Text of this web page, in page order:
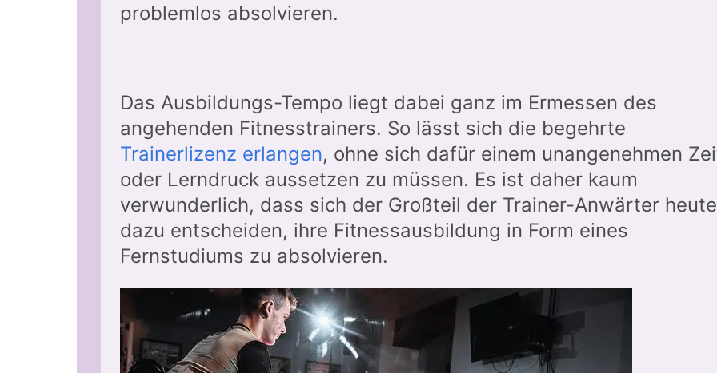
problemlos absolvieren.
Das Ausbildungs-Tempo liegt dabei ganz im Ermessen des
angehenden Fitnesstrainers. So lässt sich die begehrte
Trainerlizenz erlangen, ohne sich dafür einem unangenehmen
oder Lerndruck aussetzen zu müssen. Es ist daher kaum
verwunderlich, dass sich der Großteil der Trainer-Anwärter heute
dazu entscheiden, ihre Fitnessausbildung in Form eines
Fernstudiums zu absolvieren.